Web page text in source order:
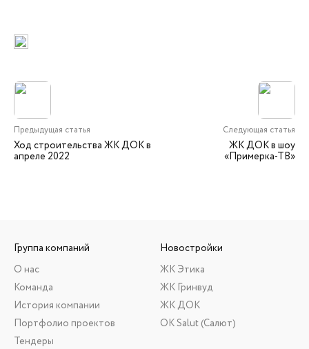
Предыдущая статья
Ход строительства ЖК ДОК в
апреле 2022
Следующая статья
ЖК ДОК в шоу
«Примерка-ТВ»
Группа компаний
О нас
Команда
История компании
Портфолио проектов
Тендеры
Новостройки
ЖК Этика
ЖК Гринвуд
ЖК ДОК
ОК Salut (Салют)